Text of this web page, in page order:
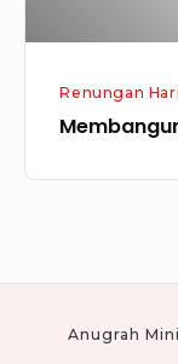
Renungan
Anugrah